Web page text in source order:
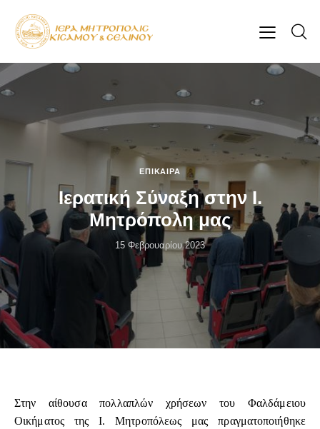
ΕΠΊΚΑΙΡΑ
Ιερατική Σύναξη στην Ι.
Μητρόπολη μας
15 Φεβρουαρίου 2023
Στην αίθουσα πολλαπλών χρήσεων του Φαλδάμειου
Οικήματος της Ι. Μητροπόλεως μας πραγματοποιήθηκε